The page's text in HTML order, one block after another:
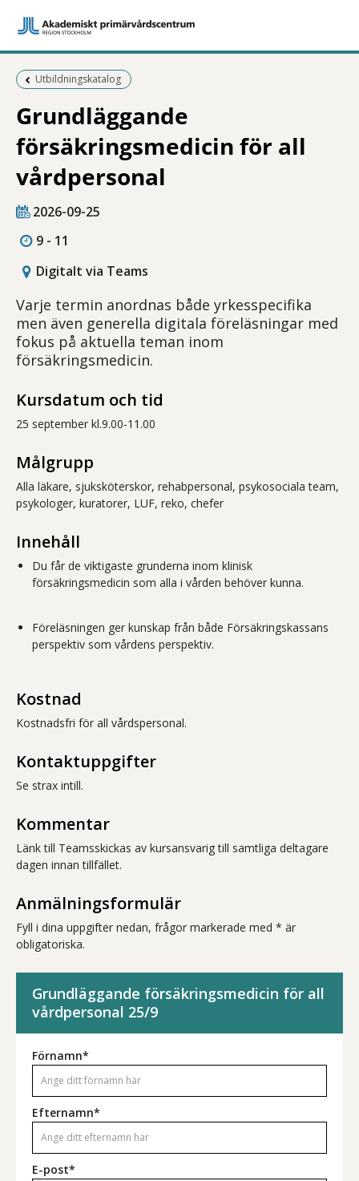
Föregående sida:
Utbildningskatalog
Grundläggande
försäkringsmedicin för all
vårdpersonal
2026-09-25
9 - 11
Digitalt via Teams
Varje termin anordnas både yrkesspecifika
men även generella digitala föreläsningar med
fokus på aktuella teman inom
försäkringsmedicin.
Kursdatum och tid
25 september kl.9.00-11.00
Målgrupp
Alla läkare, sjuksköterskor, rehabpersonal, psykosociala team,
psykologer, kuratorer, LUF, reko, chefer
Innehåll
Du får de viktigaste grunderna inom klinisk
försäkringsmedicin som alla i vården behöver kunna.
Föreläsningen ger kunskap från både Försäkringskassans
perspektiv som vårdens perspektiv.
Kostnad
Kostnadsfri för all vårdspersonal.
Kontaktuppgifter
Se strax intill.
Kommentar
Länk till Teamsskickas av kursansvarig till samtliga deltagare
dagen innan tillfället.
Anmälningsformulär
Fyll i dina uppgifter nedan, frågor markerade med * är
obligatoriska.
Grundläggande försäkringsmedicin för all
vårdpersonal 25/9
Förnamn*
Efternamn*
E-post*